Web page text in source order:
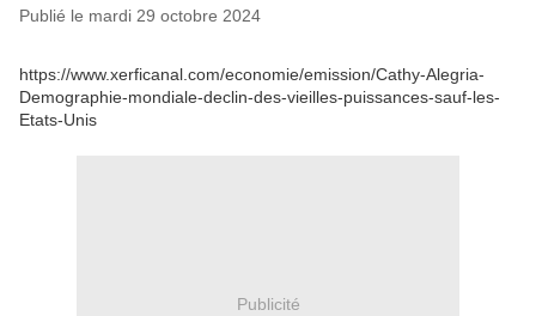
Publié le mardi 29 octobre 2024
https://www.xerficanal.com/economie/emission/Cathy-Alegria-
Demographie-mondiale-declin-des-vieilles-puissances-sauf-les-
Etats-Unis
Publicité